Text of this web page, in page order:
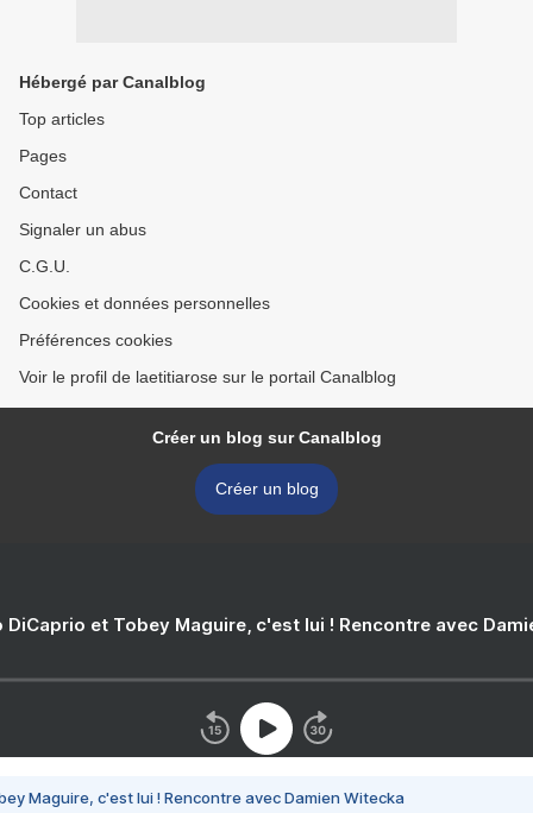
Hébergé par Canalblog
Top articles
Pages
Contact
Signaler un abus
C.G.U.
Cookies et données personnelles
Préférences cookies
Voir le profil de laetitiarose sur le portail Canalblog
Créer un blog sur Canalblog
Créer un blog
DiCaprio et Tobey Maguire, c'est lui ! Rencontre avec
Maguire, c'est lui ! Rencontre avec Damien Witecka